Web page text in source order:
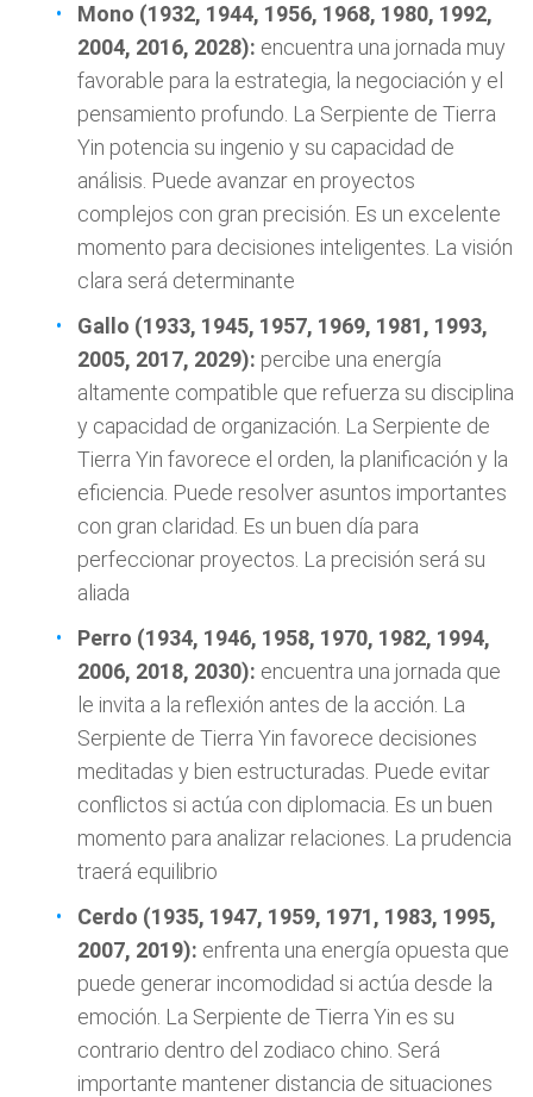
Mono (1932, 1944, 1956, 1968, 1980, 1992,
2004, 2016, 2028): encuentra una jornada muy
favorable para la estrategia, la negociación y el
pensamiento profundo. La Serpiente de Tierra
Yin potencia su ingenio y su capacidad de
análisis. Puede avanzar en proyectos
complejos con gran precisión. Es un excelente
momento para decisiones inteligentes. La visión
clara será determinante
Gallo (1933, 1945, 1957, 1969, 1981, 1993,
2005, 2017, 2029): percibe una energía
altamente compatible que refuerza su disciplina
y capacidad de organización. La Serpiente de
Tierra Yin favorece el orden, la planificación y la
eficiencia. Puede resolver asuntos importantes
con gran claridad. Es un buen día para
perfeccionar proyectos. La precisión será su
aliada
Perro (1934, 1946, 1958, 1970, 1982, 1994,
2006, 2018, 2030): encuentra una jornada que
le invita a la reflexión antes de la acción. La
Serpiente de Tierra Yin favorece decisiones
meditadas y bien estructuradas. Puede evitar
conflictos si actúa con diplomacia. Es un buen
momento para analizar relaciones. La prudencia
traerá equilibrio
Cerdo (1935, 1947, 1959, 1971, 1983, 1995,
2007, 2019): enfrenta una energía opuesta que
puede generar incomodidad si actúa desde la
emoción. La Serpiente de Tierra Yin es su
contrario dentro del zodiaco chino. Será
importante mantener distancia de situaciones